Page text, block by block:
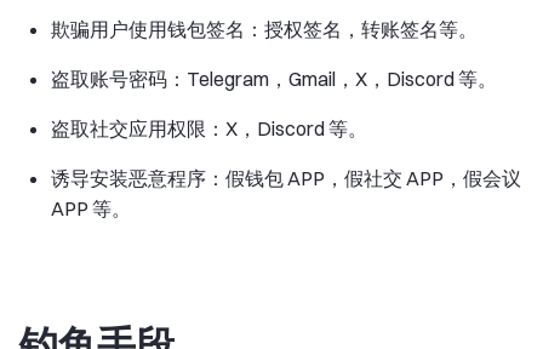
欺骗用户使用钱包签名：授权签名，转账签名等。
盗取账号密码：Telegram，Gmail，X，Discord 等。
盗取社交应用权限：X，Discord 等。
诱导安装恶意程序：假钱包 APP，假社交 APP，假会议
APP 等。